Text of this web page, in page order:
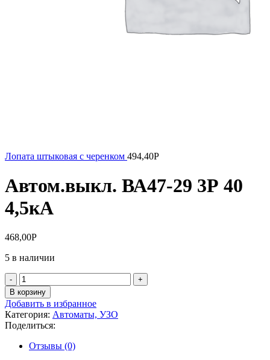
Лопата штыковая с черенком 494,40Р
Автом.выкл. ВА47-29 3Р 40
4,5кА
468,00Р
5 в наличии
Количество
товара
Автом.выкл.
ВА47-
29
3Р
40
4,5кА
В корзину
Добавить в избранное
Категория: Автоматы, УЗО
Поделиться:
Отзывы (0)